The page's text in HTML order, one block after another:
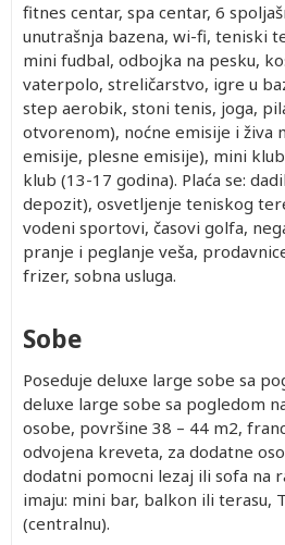
fitnes centar, spa centar, 6
unutrašnja bazena, wi-fi, teniski
mini fudbal, odbojka na pesku,
vaterpolo, streličarstvo, igre u
step aerobik, stoni tenis, joga,
otvorenom), noćne emisije i živa
emisije, plesne emisije), mini
klub (13-17 godina). Plaća se:
depozit), osvetljenje teniskog
vodeni sportovi, časovi golfa,
pranje i peglanje veša,
frizer, sobna usluga.
Sobe
Poseduje deluxe large sobe sa
deluxe large sobe sa pogledom
osobe, površine 38 – 44 m2,
odvojena kreveta, za dodatne
dodatni pomocni lezaj ili sofa na
imaju: mini bar, balkon ili terasu,
(centralnu).